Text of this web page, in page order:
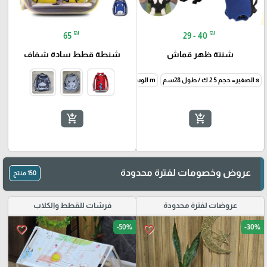
29 - 40 ₪
شنتة ظهر قماش
s الصغير= حجم 2.5 ك / طول 28سم m الوسط = 2.5-5 ك / طول 34سم
add_shopping_cart
65 ₪
شنطة قطط سادة شفاف
add_shopping_cart
عروض وخصومات لفترة محدودة 150 منتج
عروضات لفترة محدودة
favorite_border -30%
فرشات للقطط والكلاب
favorite_border -50%